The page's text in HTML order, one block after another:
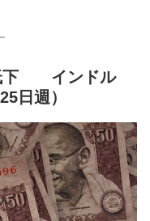
下 インドル
日週）